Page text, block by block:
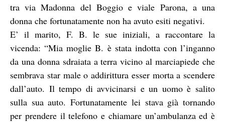
tra via Madonna del Boggio e viale Parona, a una
donna che fortunatamente non ha avuto esiti negativi.
E’ il marito, F. B. le sue iniziali, a raccontare la
vicenda: “Mia moglie B. è stata indotta con l’inganno
da una donna sdraiata a terra vicino al marciapiede che
sembrava star male o addirittura esser morta a scendere
dall’auto. Il tempo di avvicinarsi e un uomo è salito
sulla sua auto. Fortunatamente lei stava già tornando
per prendere il telefono e chiamare un’ambulanza ed è